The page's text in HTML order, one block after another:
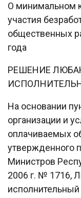
О минимальном
участия
общественных
года
РЕШЕНИЕ
На основании
организации и
оплачиваемых
утвержденного
Министров
2006 г. № 1716,